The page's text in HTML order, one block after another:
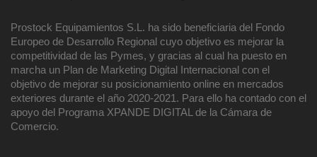
Prostock Equipamientos S.L. ha sido beneficiaria del Fondo
Europeo de Desarrollo Regional cuyo objetivo es mejorar la
competitividad de las Pymes, y gracias al cual ha puesto en
marcha un Plan de Marketing Digital Internacional con el
objetivo de mejorar su posicionamiento online en mercados
exteriores durante el año 2020-2021. Para ello ha contado con el
apoyo del Programa XPANDE DIGITAL de la Cámara de
Comercio.